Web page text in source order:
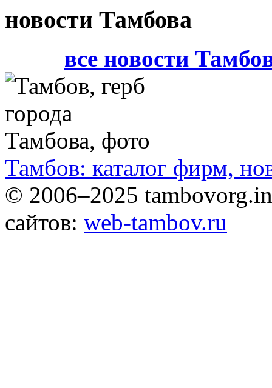
новости Тамбова
все новости
Тамбов: каталог фирм,
© 2006–2025
сайтов: web-tambov.ru